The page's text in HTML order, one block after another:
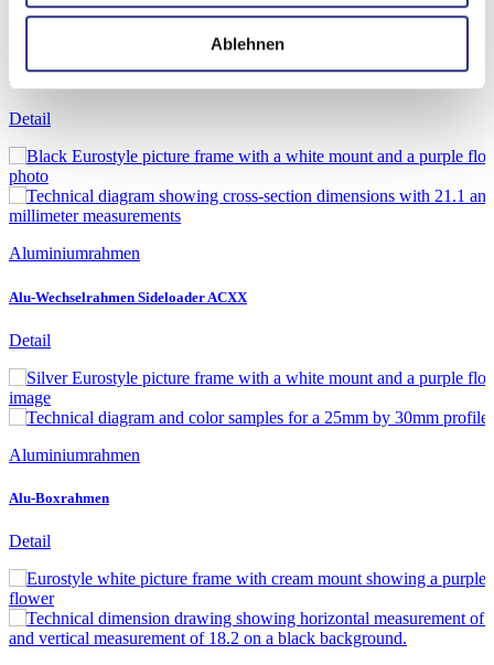
Ablehnen
Alu-Wechselrahmen Sideloader D7XX
Detail
Aluminiumrahmen
Alu-Wechselrahmen Sideloader ACXX
Detail
Aluminiumrahmen
Alu-Boxrahmen
Detail